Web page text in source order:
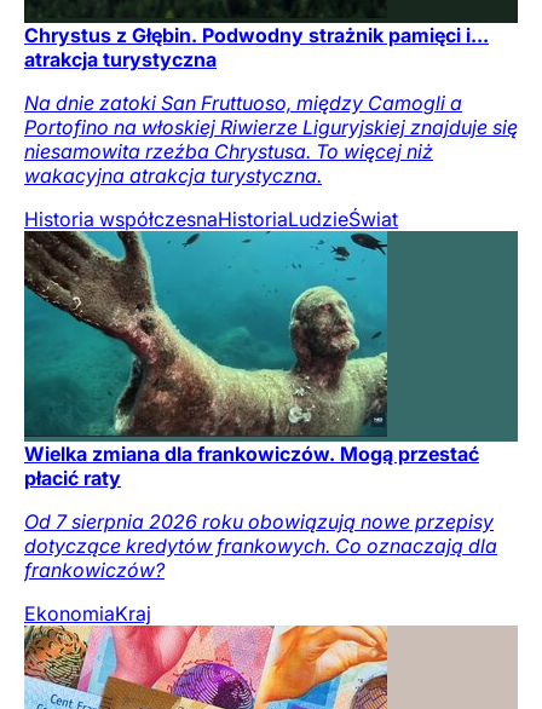
Chrystus z Głębin. Podwodny strażnik pamięci i...
atrakcja turystyczna
Na dnie zatoki San Fruttuoso, między Camogli a
Portofino na włoskiej Riwierze Liguryjskiej znajduje się
niesamowita rzeźba Chrystusa. To więcej niż
wakacyjna atrakcja turystyczna.
Historia współczesnaHistoriaLudzieŚwiat
Wielka zmiana dla frankowiczów. Mogą przestać
płacić raty
Od 7 sierpnia 2026 roku obowiązują nowe przepisy
dotyczące kredytów frankowych. Co oznaczają dla
frankowiczów?
EkonomiaKraj